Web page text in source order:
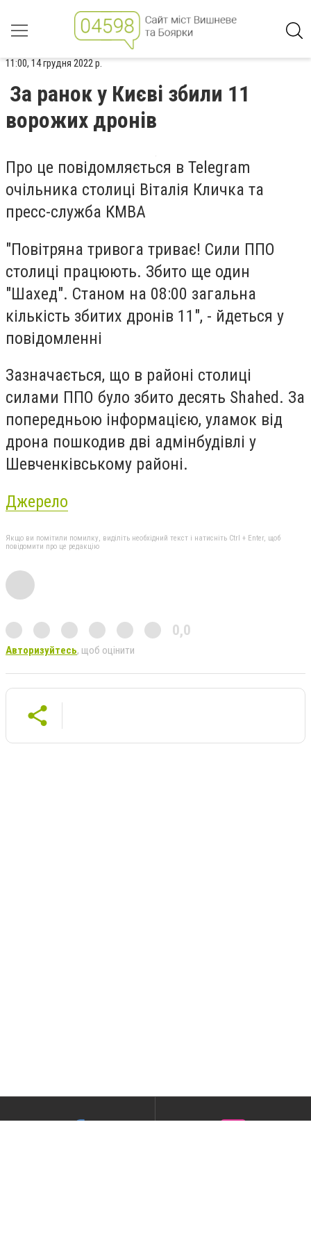
11:00, 14 грудня 2022 р.
За ранок у Києві збили 11
ворожих дронів
Про це повідомляється в Telegram
очільника столиці Віталія Кличка та
пресс-служба КМВА
"Повітряна тривога триває! Сили ППО
столиці працюють. Збито ще один
"Шахед". Станом на 08:00 загальна
кількість збитих дронів 11", - йдеться у
повідомленні
Зазначається, що в районі столиці
силами ППО було збито десять Shahed. За
попередньою інформацією, уламок від
дрона пошкодив дві адмінбудівлі у
Шевченківському районі.
Джерело
Якщо ви помітили помилку, виділіть необхідний текст і натисніть Ctrl + Enter, щоб
повідомити про це редакцію
0,0
Авторизуйтесь, щоб оцінити